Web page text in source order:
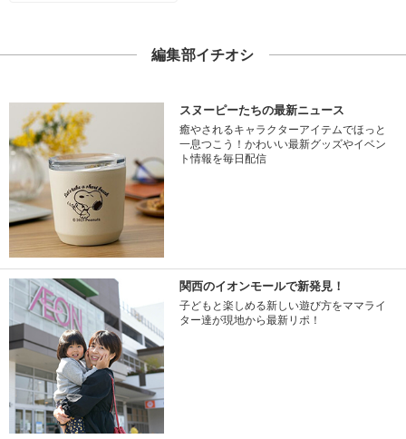
編集部イチオシ
スヌーピーたちの最新ニュース
癒やされるキャラクターアイテムでほっと
一息つこう！かわいい最新グッズやイベン
ト情報を毎日配信
関西のイオンモールで新発見！
子どもと楽しめる新しい遊び方をママライ
ター達が現地から最新リポ！